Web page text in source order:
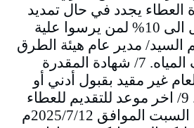
العطاء يجدد في حال تمديد
فترة العطاء ويكمل الى 10% لمن يرسوا علية
السيد/ مدير عام هيئة الطرق
والجسور ومصارف المياه. 7/ شهادة المقدرة
العام غير مقيد بقبول أدني أو
أعلى قيمة للعطاء. 9/ اخر موعد للتقديم للعطاء
وفتح الصندوق يوم السبت الموافق 2025/7/12م